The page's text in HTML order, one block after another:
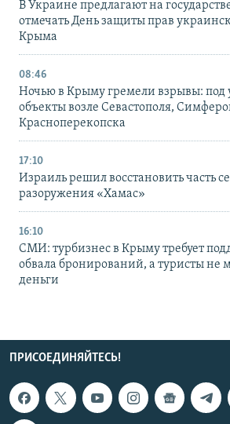
В Украине предлагают на
отмечать День защиты прав
Крыма
08:46
Ночью в Крыму гремели взрывы: под
объекты возле Севастополя,
Красноперекопска
17:10
Израиль решил восстановить часть
разоружения «Хамас»
16:10
СМИ: турбизнес в Крыму требует
обвала бронирований, а туристы не
деньги
ПРИСОЕДИНЯЙТЕСЬ!